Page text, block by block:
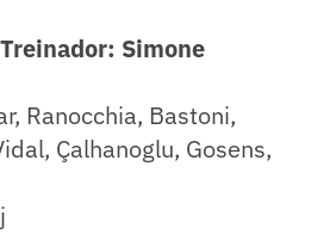
Simone
Ranocchia, Bastoni,
Çalhanoglu, Gosens,